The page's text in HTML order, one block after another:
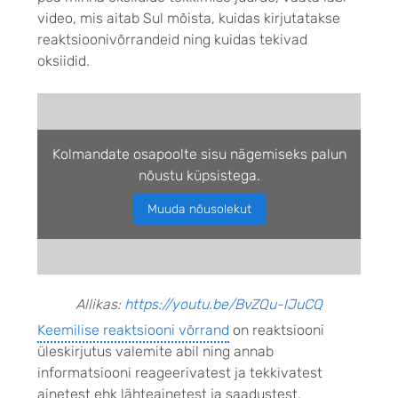
video, mis aitab Sul mõista, kuidas kirjutatakse
reaktsioonivõrrandeid ning kuidas tekivad
oksiidid.
Kolmandate osapoolte sisu nägemiseks palun
nõustu küpsistega.
Muuda nõusolekut
Allikas: https://youtu.be/BvZQu-lJuCQ
Keemilise reaktsiooni võrrand on reaktsiooni
üleskirjutus valemite abil ning annab
informatsiooni reageerivatest ja tekkivatest
ainetest ehk lähteainetest ja saadustest.